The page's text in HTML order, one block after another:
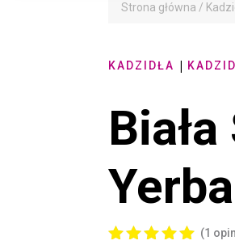
Strona główna /
KADZIDŁA |
(1